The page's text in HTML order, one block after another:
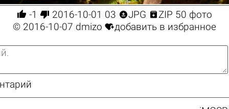
 -1  2016-10-01 03 JPG ZIP 50 фото
© 2016-10-07 dmizo добавить в избранное